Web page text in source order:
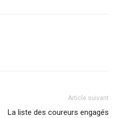
Article suivant
La liste des coureurs engagés